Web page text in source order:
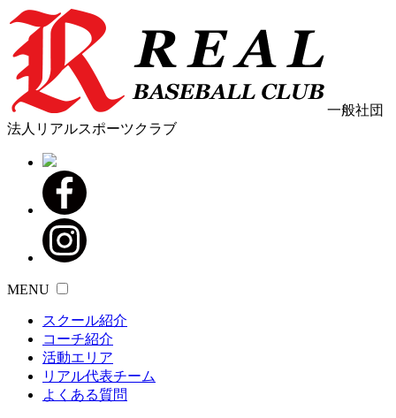
一般社団
法人リアルスポーツクラブ
MENU
スクール紹介
コーチ紹介
活動エリア
リアル代表チーム
よくある質問